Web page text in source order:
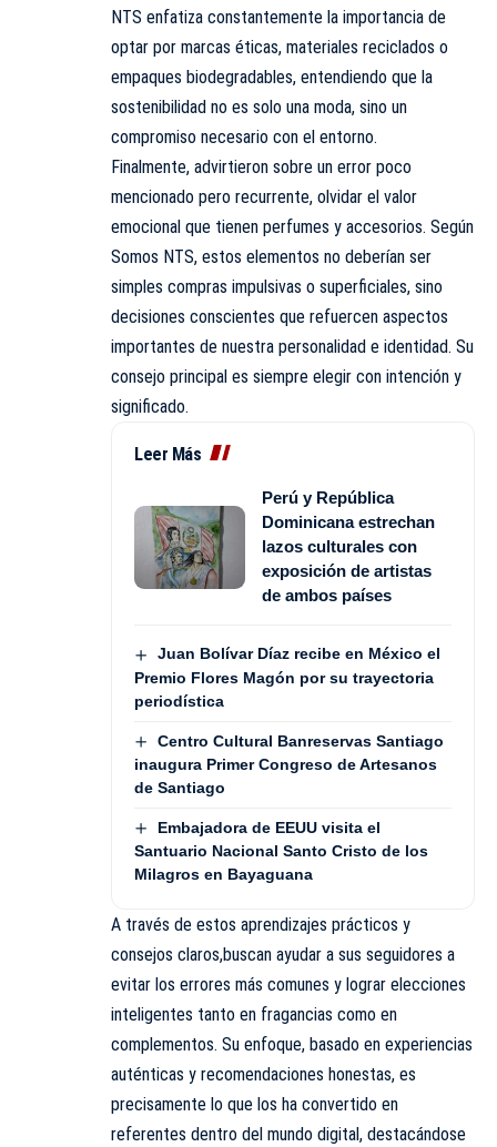
NTS enfatiza constantemente la importancia de
optar por marcas éticas, materiales reciclados o
empaques biodegradables, entendiendo que la
sostenibilidad no es solo una moda, sino un
compromiso necesario con el entorno.
Finalmente, advirtieron sobre un error poco
mencionado pero recurrente, olvidar el valor
emocional que tienen perfumes y accesorios. Según
Somos NTS, estos elementos no deberían ser
simples compras impulsivas o superficiales, sino
decisiones conscientes que refuercen aspectos
importantes de nuestra personalidad e identidad. Su
consejo principal es siempre elegir con intención y
significado.
Leer Más
Perú y República
Dominicana estrechan
lazos culturales con
exposición de artistas
de ambos países
Juan Bolívar Díaz recibe en México el
Premio Flores Magón por su trayectoria
periodística
Centro Cultural Banreservas Santiago
inaugura Primer Congreso de Artesanos
de Santiago
Embajadora de EEUU visita el
Santuario Nacional Santo Cristo de los
Milagros en Bayaguana
A través de estos aprendizajes prácticos y
consejos claros,buscan ayudar a sus seguidores a
evitar los errores más comunes y lograr elecciones
inteligentes tanto en fragancias como en
complementos. Su enfoque, basado en experiencias
auténticas y recomendaciones honestas, es
precisamente lo que los ha convertido en
referentes dentro del mundo digital, destacándose